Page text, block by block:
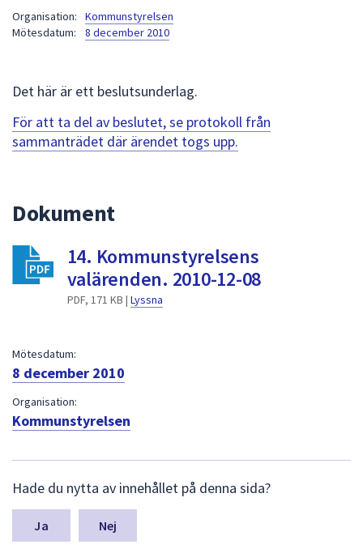
för
att
navigera
för
att
Organisation:
Kommunstyrelsen
Mötesdatum:
8 december 2010
Det här är ett beslutsunderlag.
För att ta del av beslutet, se protokoll från
sammanträdet där ärendet togs upp.
Dokument
14. Kommunstyrelsens
valärenden. 2010-12-08
PDF, 171 KB | Lyssna
Mötesdatum:
8 december 2010
Organisation:
Kommunstyrelsen
ä
m
a
Hade du nytta av innehållet på denna sida?
Nej